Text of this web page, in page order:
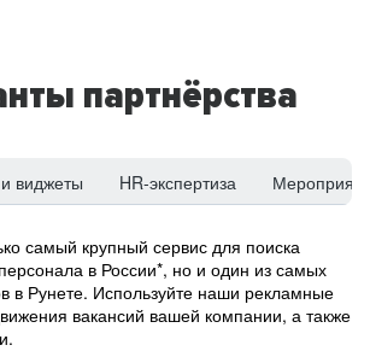
партнёрства
виджеты HR-экспертиза
самый крупный сервис для поиска
в России*, но и один из самых
в Рунете. Используйте наши рекламные
вакансий вашей компании, а также